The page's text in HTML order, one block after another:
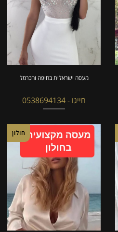
מעסה ישראלית בחיפה והכרמל
חייגו - 0538694134
חולון